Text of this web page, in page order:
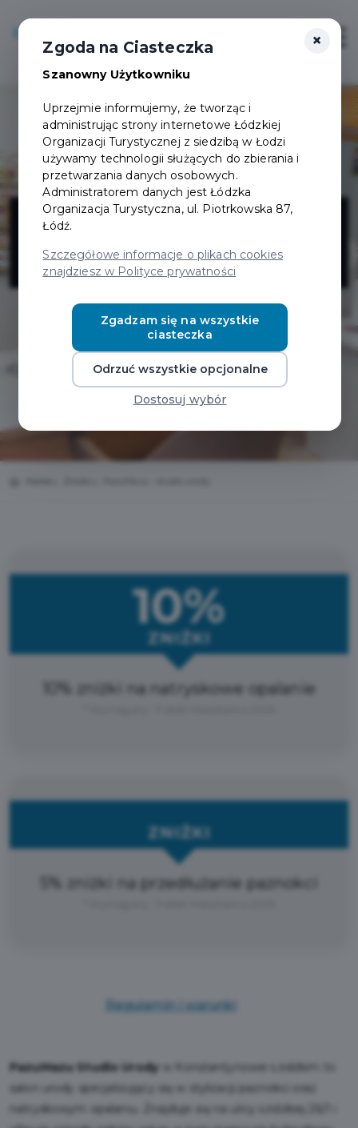
Login/Rejestracja
PazuMazu -
studio urody
10%
ZNIŻKI
10% zniżki na natryskowe opalanie
ZNIŻKI
5% zniżki na przedłużanie paznokci
Regulamin i warunki
PazuMazu Studio Urody
w Konstantynowie Łódzkim to
salon urody specjalizujący się w stylizacji paznokci oraz
natryskowym opalaniu. Znajduje się na ulicy Łódzkiej 26/1 i
×
Zgoda na Ciasteczka
Szanowny Użytkowniku
Uprzejmie informujemy, że tworząc i
administrując strony internetowe Łódzkiej
Organizacji Turystycznej z siedzibą w Łodzi
używamy technologii służących do zbierania i
przetwarzania danych osobowych.
Administratorem danych jest Łódzka
Organizacja Turystyczna, ul. Piotrkowska 87,
Łódź.
Szczegółowe informacje o plikach cookies
znajdziesz w Polityce prywatności
Zgadzam się na wszystkie
ciasteczka
Odrzuć wszystkie opcjonalne
Dostosuj wybór